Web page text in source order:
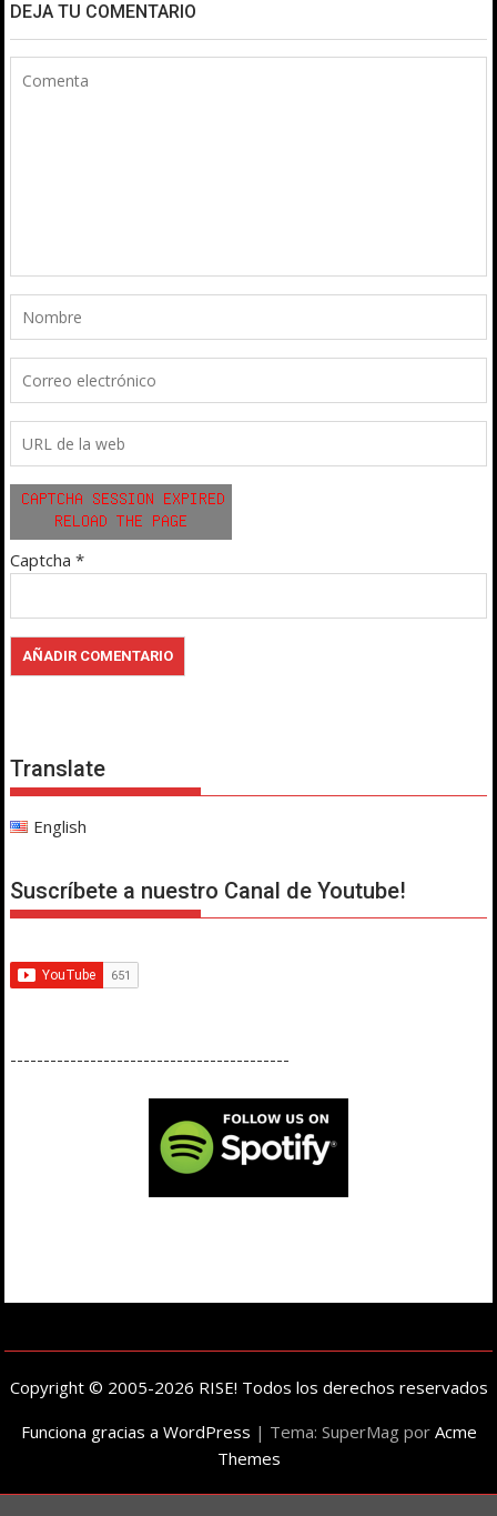
DEJA TU COMENTARIO
Captcha *
Translate
English
Suscríbete a nuestro Canal de Youtube!
------------------------------------------
Copyright © 2005-2026 RISE! Todos los derechos reservados
Funciona gracias a WordPress | Tema: SuperMag por Acme
Themes